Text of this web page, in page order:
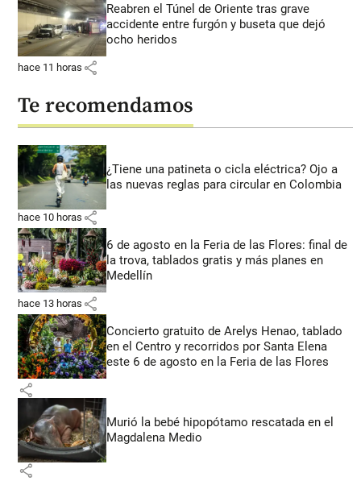
Reabren el Túnel de Oriente tras grave
accidente entre furgón y buseta que dejó
ocho heridos
hace 11 horas share
Te recomendamos
¿Tiene una patineta o cicla eléctrica? Ojo a
las nuevas reglas para circular en Colombia
hace 10 horas share
6 de agosto en la Feria de las Flores: final de
la trova, tablados gratis y más planes en
Medellín
hace 13 horas share
Concierto gratuito de Arelys Henao, tablado
en el Centro y recorridos por Santa Elena
este 6 de agosto en la Feria de las Flores
share
Murió la bebé hipopótamo rescatada en el
Magdalena Medio
share